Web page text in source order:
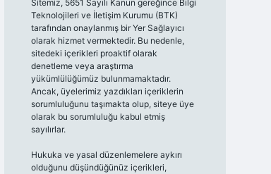
Sitemiz, 5651 Sayılı Kanun gereğince Bilgi
Teknolojileri ve İletişim Kurumu (BTK)
tarafından onaylanmış bir Yer Sağlayıcı
olarak hizmet vermektedir. Bu nedenle,
sitedeki içerikleri proaktif olarak
denetleme veya araştırma
yükümlülüğümüz bulunmamaktadır.
Ancak, üyelerimiz yazdıkları içeriklerin
sorumluluğunu taşımakta olup, siteye üye
olarak bu sorumluluğu kabul etmiş
sayılırlar.
Hukuka ve yasal düzenlemelere aykırı
olduğunu düşündüğünüz içerikleri,